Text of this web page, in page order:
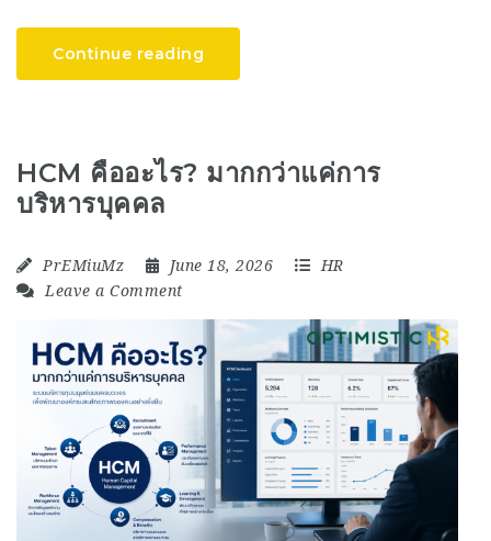
Continue reading
HCM คืออะไร? มากกว่าแค่การ
บริหารบุคคล
PrEMiuMz June 18, 2026
HR
Leave a Comment